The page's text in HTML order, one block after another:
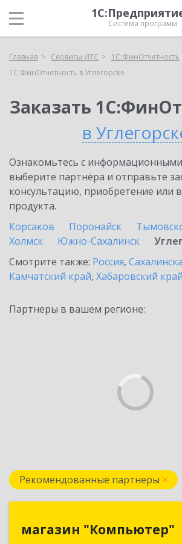
Система программ
Главная Сервисы ИТС
1С:ФинОтчетность
1С:ФинОтчетность в Углегорске
Заказать
в
Ознакомьтесь с
выберите партнёра и отправьте
консультацию, приобретение или
продукта.
Корсаков
Поронайск
Холмск
Южно-Сахалинск
Смотрите также: Россия,
Камчатский край, Хабаровский край
Партнеры в вашем регионе:
Рекомендованные партнеры
магазин "Компьютер"